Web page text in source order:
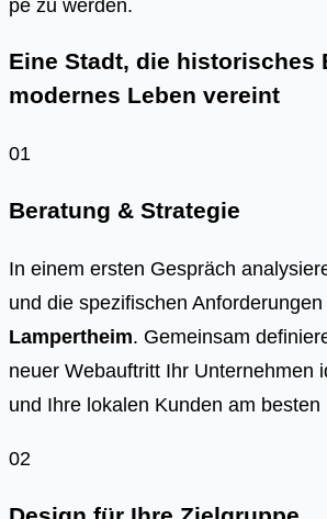
pe zu wer­den.
Eine Stadt, die historisches
modernes Leben vereint
01
Beratung & Strategie
In einem ersten Gespräch
und die spezifischen
Lampertheim. Gemeinsam
neuer Webauftritt Ihr Unternehmen
und Ihre lokalen Kunden am besten
02